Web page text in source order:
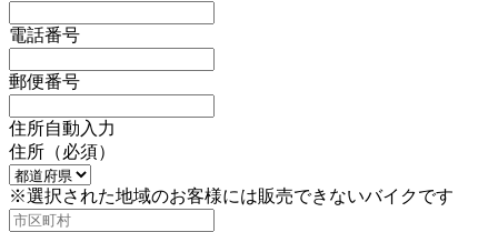
電話番号
郵便番号
住所自動入力
住所 （必須）
※選択された地域のお客様には販売できないバイクです